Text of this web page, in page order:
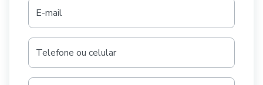
E-mail
Telefone ou celular